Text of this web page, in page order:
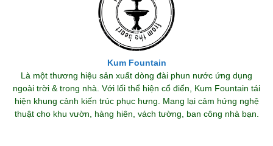
Kum Fountain
Là một thương hiệu sản xuất dòng đài phun nước ứng dụng
ngoài trời & trong nhà. Với lối thể hiện cổ điển, Kum Fountain tái
hiện khung cảnh kiến trúc phục hưng. Mang lại cảm hứng nghệ
thuật cho khu vườn, hàng hiên, vách tường, ban công nhà bạn.